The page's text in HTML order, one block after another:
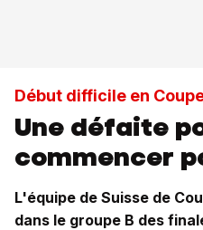
Début difficile en
Une défaite
commencer
L'équipe de Suisse de
dans le groupe B des